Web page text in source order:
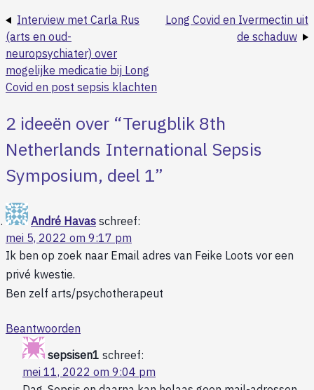
Interview met Carla Rus
(arts en oud-
neuropsychiater) over
mogelijke medicatie bij Long
Covid en post sepsis klachten
Long Covid en Ivermectin uit
de schaduw
2 ideeën over “Terugblik 8th
Netherlands International Sepsis
Symposium, deel 1”
André Havas schreef:
mei 5, 2022 om 9:17 pm
Ik ben op zoek naar Email adres van Feike Loots vor een
privé kwestie.
Ben zelf arts/psychotherapeut
Beantwoorden
sepsisen1 schreef:
mei 11, 2022 om 9:04 pm